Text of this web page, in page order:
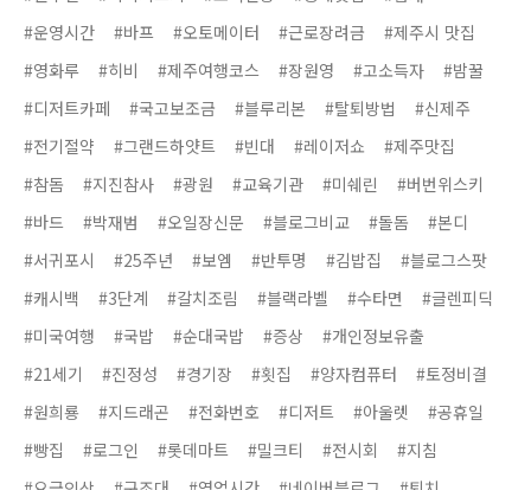
#운영시간
#바프 #오토메이터 #근로장려금
#제주시 맛집
#영화루
#히비 #제주여행코스 #장원영 #고소득자
#밤꿀
#디저트카페
#국고보조금 #블루리본 #탈퇴방법
#신제주
#전기절약
#그랜드하얏트 #빈대 #레이저쇼
#제주맛집
#참돔
#지진참사 #광원 #교육기관 #미쉐린
#버번위스키
#바드
#박재범 #오일장신문 #블로그비교 #돌돔
#본디
#서귀포시
#25주년 #보엠 #반투명 #김밥집
#블로그스팟
#캐시백
#3단계 #갈치조림 #블랙라벨 #수타면
#글렌피딕
#미국여행
#국밥 #순대국밥 #증상
#개인정보유출
#21세기
#진정성 #경기장 #횟집 #양자컴퓨터
#토정비결
#원희룡
#지드래곤 #전화번호 #디저트 #아울렛
#공휴일
#빵집
#로그인 #롯데마트 #밀크티 #전시회
#지침